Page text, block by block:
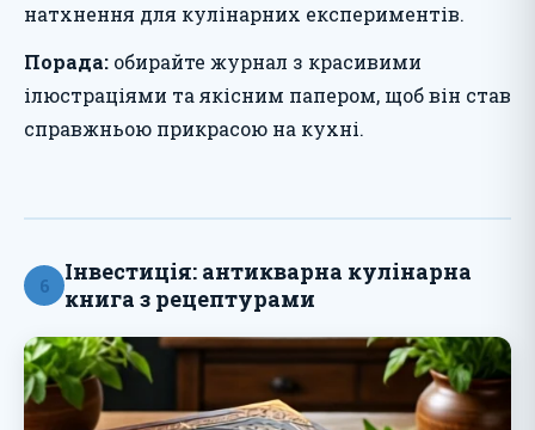
натхнення для кулінарних експериментів.
Порада: обирайте журнал з красивими
ілюстраціями та якісним папером, щоб він став
справжньою прикрасою на кухні.
6
Інвестиція: антикварна кулінарна
книга з рецептурами